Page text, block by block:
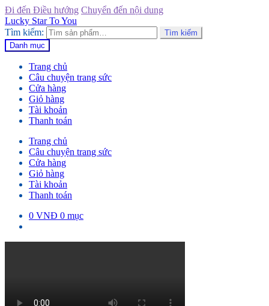
Đi đến Điều hướng Chuyển đến nội dung
Lucky Star To You
Tìm kiếm:
Tìm kiếm
Danh mục
Trang chủ
Câu chuyện trang sức
Cửa hàng
Giỏ hàng
Tài khoản
Thanh toán
Trang chủ
Câu chuyện trang sức
Cửa hàng
Giỏ hàng
Tài khoản
Thanh toán
0 VNĐ 0 mục